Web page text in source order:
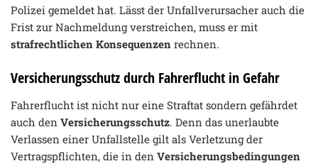
Polizei gemeldet hat. Lässt der Unfallverursacher auch die
Frist zur Nachmeldung verstreichen, muss er mit
strafrechtlichen Konsequenzen rechnen.
Versicherungsschutz durch Fahrerflucht in Gefahr
Fahrerflucht ist nicht nur eine Straftat sondern gefährdet
auch den Versicherungsschutz. Denn das unerlaubte
Verlassen einer Unfallstelle gilt als Verletzung der
Vertragspflichten, die in den Versicherungsbedingungen